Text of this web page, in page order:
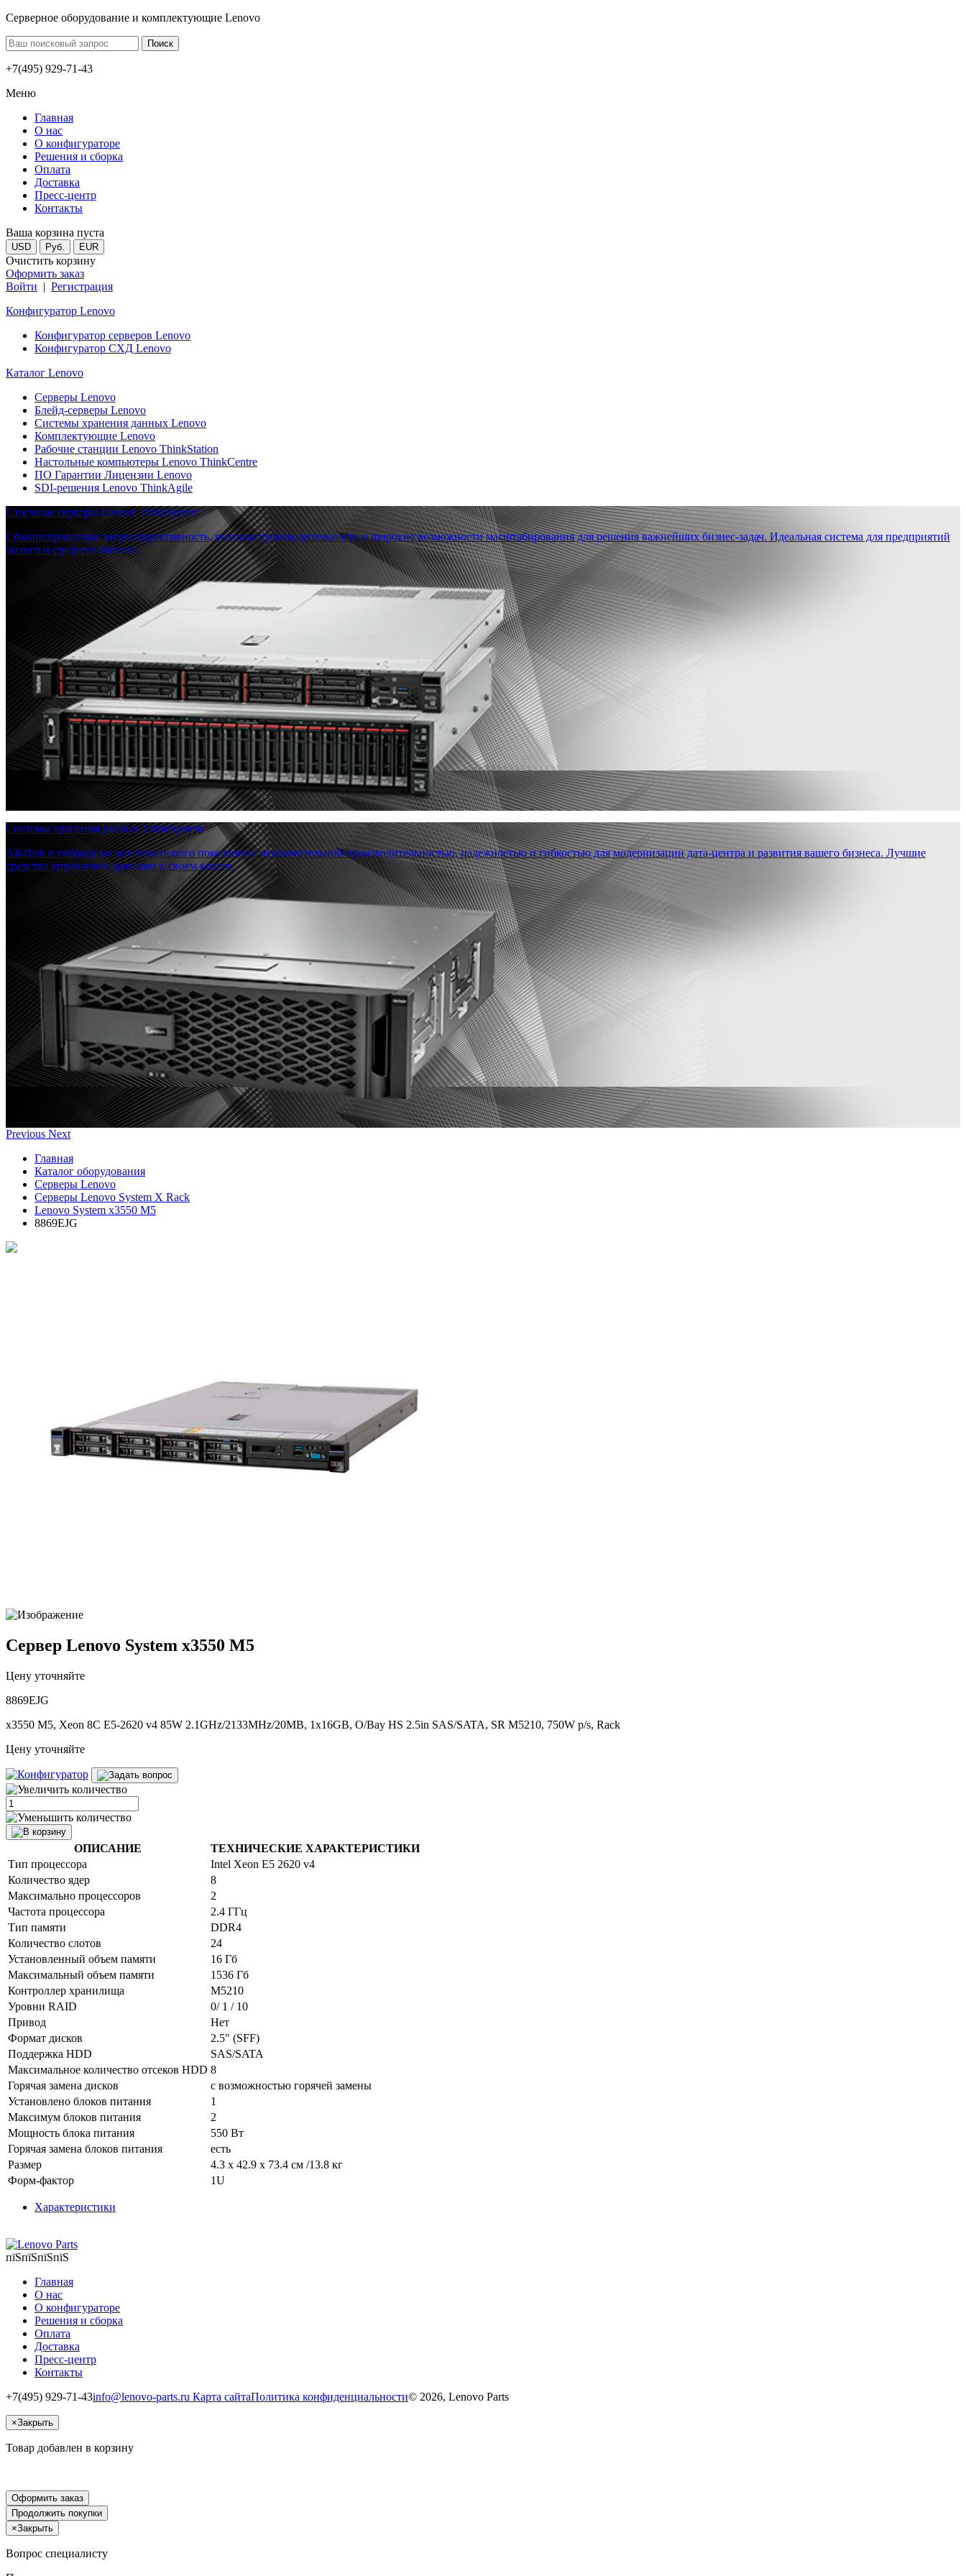
Серверное оборудование и комплектующие Lenovo
+7(495) 929-71-43
Меню
Главная
О нас
О конфигураторе
Решения и сборка
Оплата
Доставка
Пресс-центр
Контакты
Ваша корзина пуста
USD Руб. EUR
Очистить корзину
Оформить заказ
Войти | Регистрация
Конфигуратор Lenovo
Конфигуратор серверов Lenovo
Конфигуратор СХД Lenovo
Каталог Lenovo
Серверы Lenovo
Блейд-серверы Lenovo
Системы хранения данных Lenovo
Комплектующие Lenovo
Рабочие станции Lenovo ThinkStation
Настольные компьютеры Lenovo ThinkCentre
ПО Гарантии Лицензии Lenovo
SDI-решения Lenovo ThinkAgile
Стоечные серверы Lenovo ThinkSystem
Сбалансированная энергоэффективность, высокая производительность и широкие возможности масштабирования для решения важнейших бизнес-задач. Идеальная система для предприятий
малого и среднего бизнеса.
Системы хранения данных ThinkSystem
All-flash и гибридные массивы нового поколения с исключительной производительностью, надежностью и гибкостью для модернизации дата-центра и развития вашего бизнеса. Лучшие
средства управления данными в своем классе.
Previous Next
Главная
Каталог оборудования
Серверы Lenovo
Серверы Lenovo System X Rack
Lenovo System x3550 M5
8869EJG
Сервер Lenovo System x3550 M5
Цену уточняйте
8869EJG
x3550 M5, Xeon 8C E5-2620 v4 85W 2.1GHz/2133MHz/20MB, 1x16GB, O/Bay HS 2.5in SAS/SATA, SR M5210, 750W p/s, Rack
Цену уточняйте
ОПИСАНИЕ
ТЕХНИЧЕСКИЕ ХАРАКТЕРИСТИКИ
Тип процессора
Intel Xeon E5 2620 v4
Количество ядер
8
Максимально процессоров
2
Частота процессора
2.4 ГГц
Тип памяти
DDR4
Количество слотов
24
Установленный объем памяти
16 Гб
Максимальный объем памяти
1536 Гб
Контроллер хранилища
M5210
Уровни RAID
0/ 1 / 10
Привод
Нет
Формат дисков
2.5" (SFF)
Поддержка HDD
SAS/SATA
Максимальное количество отсеков HDD 8
Горячая замена дисков
с возможностью горячей замены
Установлено блоков питания
1
Максимум блоков питания
2
Мощность блока питания
550 Вт
Горячая замена блоков питания
есть
Размер
4.3 x 42.9 x 73.4 см /13.8 кг
Форм-фактор
1U
Характеристики
пїЅпїЅпїЅпїЅ
Главная
О нас
О конфигураторе
Решения и сборка
Оплата
Доставка
Пресс-центр
Контакты
+7(495) 929-71-43info@lenovo-parts.ru Карта сайтаПолитика конфиденциальности© 2026, Lenovo Parts
×Закрыть
Товар добавлен в корзину
Оформить заказ
Продолжить покупки
×Закрыть
Вопрос специалисту